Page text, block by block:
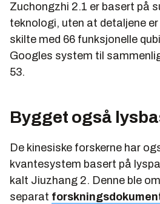
Zuchongzhi 2.1 er basert på
teknologi, uten at detaljene er
skilte med 66 funksjonelle
Googles system til
53.
Bygget også
De kinesiske forskerne har
kvantesystem basert på
kalt Jiuzhang 2. Denne ble
separat